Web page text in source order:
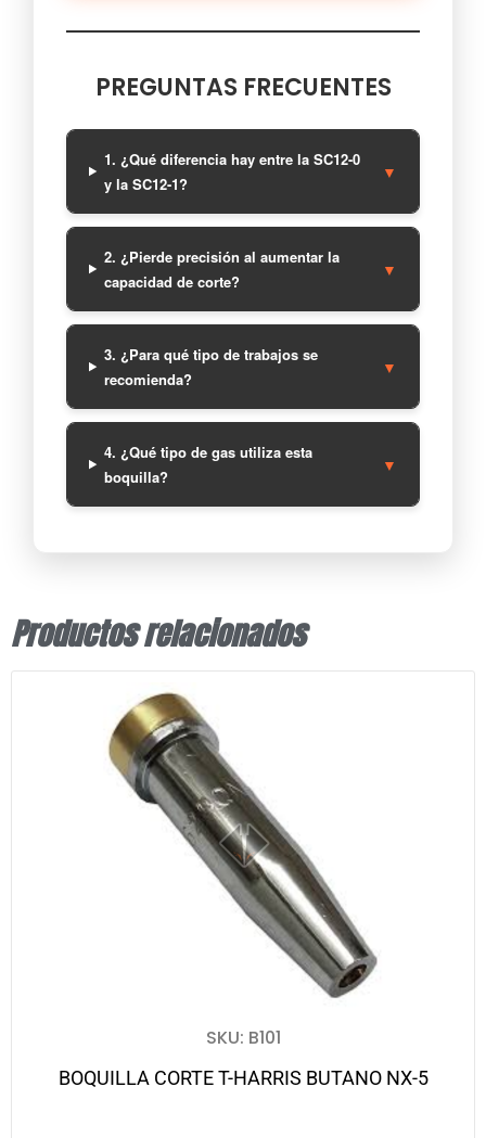
PREGUNTAS FRECUENTES
1. ¿Qué diferencia hay entre la SC12-0
y la SC12-1?
▼
2. ¿Pierde precisión al aumentar la
capacidad de corte?
▼
3. ¿Para qué tipo de trabajos se
recomienda?
▼
4. ¿Qué tipo de gas utiliza esta
boquilla?
▼
Productos relacionados
SKU: B101
BOQUILLA CORTE T-HARRIS BUTANO NX-5